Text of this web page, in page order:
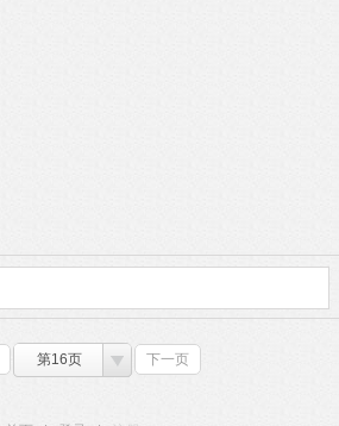
第16页 下一页